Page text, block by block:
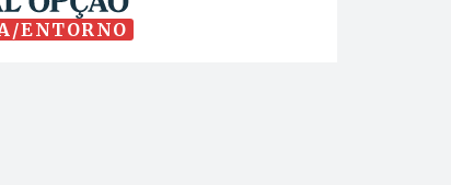
ENTORNO